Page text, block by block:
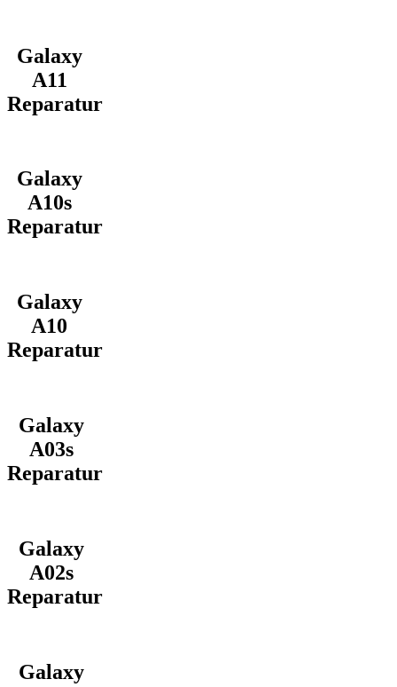
Galaxy
A11
Reparatur
Galaxy
A10s
Reparatur
Galaxy
A10
Reparatur
Galaxy
A03s
Reparatur
Galaxy
A02s
Reparatur
Galaxy